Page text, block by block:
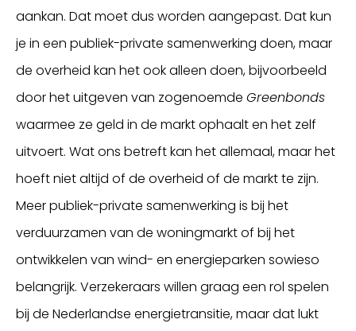
aankan. Dat moet dus worden aangepast. Dat kun
je in een publiek-private samenwerking doen, maar
de overheid kan het ook alleen doen, bijvoorbeeld
door het uitgeven van zogenoemde Greenbonds
waarmee ze geld in de markt ophaalt en het zelf
uitvoert. Wat ons betreft kan het allemaal, maar het
hoeft niet altijd of de overheid of de markt te zijn.
Meer publiek-private samenwerking is bij het
verduurzamen van de woningmarkt of bij het
ontwikkelen van wind- en energieparken sowieso
belangrijk. Verzekeraars willen graag een rol spelen
bij de Nederlandse energietransitie, maar dat lukt